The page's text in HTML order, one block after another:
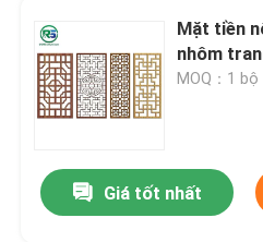
Mặt tiền
nhôm
MOQ：1 bộ
Giá tốt nhất